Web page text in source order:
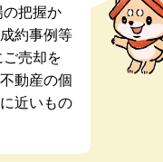
把握か
約事例等
売却を
動産の個
近いもの